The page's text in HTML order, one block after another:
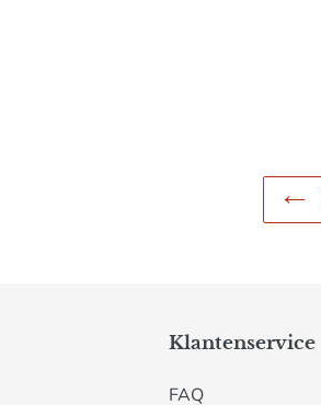
Klantenservice
FAQ